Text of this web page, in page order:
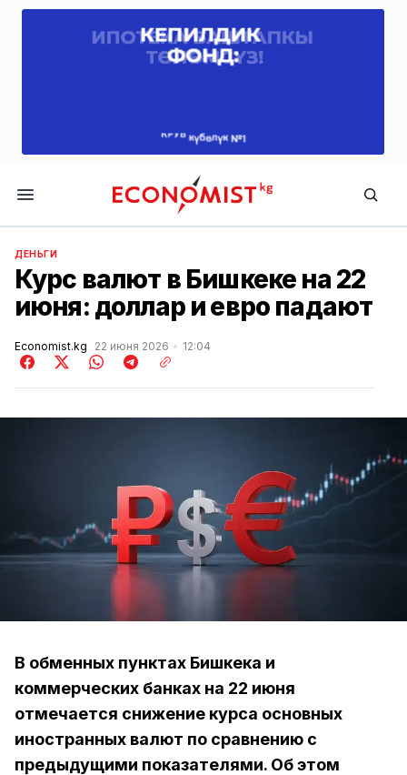
Economist.kg
ДЕНЬГИ
Курс валют в Бишкеке на 22
июня: доллар и евро падают
Economist.kg 22 июня 2026 12:04
В обменных пунктах Бишкека и
коммерческих банках на 22 июня
отмечается снижение курса основных
иностранных валют по сравнению с
предыдущими показателями. Об этом